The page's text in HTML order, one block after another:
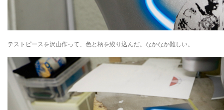
テストピースを沢山作って、色と柄を絞り込んだ。なかなか難しい。